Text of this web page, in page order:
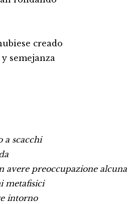
creado
semejanza
a scacchi
avere preoccupazione alcuna
metafisici
intorno